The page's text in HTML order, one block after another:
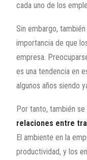
cada uno de los
Sin embargo,
importancia de que
empresa.
es una tendencia en
algunos años siendo
Por tanto, también
relaciones entre
El ambiente en la
productividad, y los